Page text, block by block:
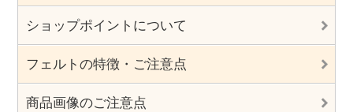
ショップポイントについて
フェルトの特徴・ご注意点
商品画像のご注意点